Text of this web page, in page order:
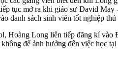
tục mở ra khi giáo sư David
danh sách sinh viên tốt nghiệp
Hoàng Long liên tiếp đăng kí
để ảnh hưởng đến việc học